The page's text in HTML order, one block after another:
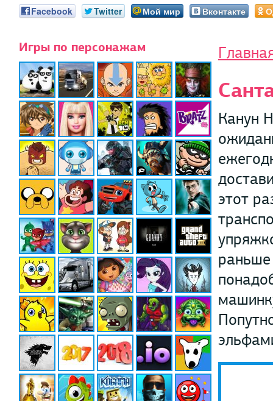
Facebook Twitter Мой мир Вконтакте
Игры по персонажам
Канун
этот
раньше